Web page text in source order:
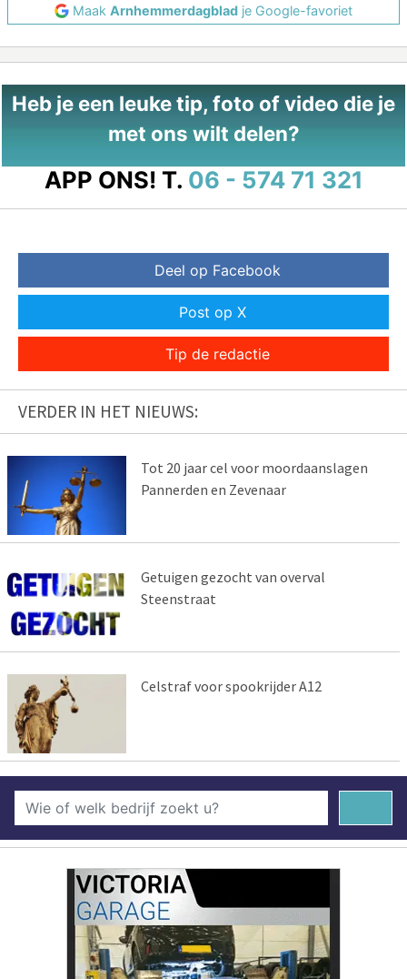
Maak Arnhemmerdagblad je Google-favoriet
Heb je een leuke tip, foto of video die je
met ons wilt delen?
APP ONS! T. 06 - 574 71 321
Deel op Facebook
Post op X
Tip de redactie
VERDER IN HET NIEUWS:
Tot 20 jaar cel voor moordaanslagen
Pannerden en Zevenaar
Getuigen gezocht van overval
Steenstraat
Celstraf voor spookrijder A12